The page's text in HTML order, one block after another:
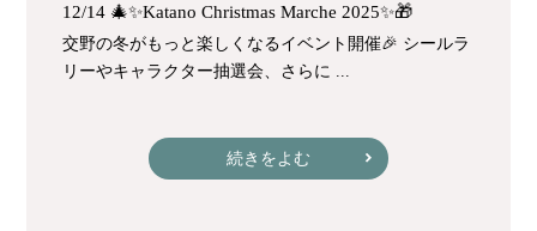
12/14 🎄✨Katano Christmas Marche 2025✨🎁
交野の冬がもっと楽しくなるイベント開催🎉 シールラ
リーやキャラクター抽選会、さらに ...
続きをよむ